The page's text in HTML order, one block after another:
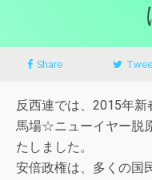
Share
反西連では、2015年
馬場☆ニューイヤー脱
たしました。
安倍政権は、多くの国